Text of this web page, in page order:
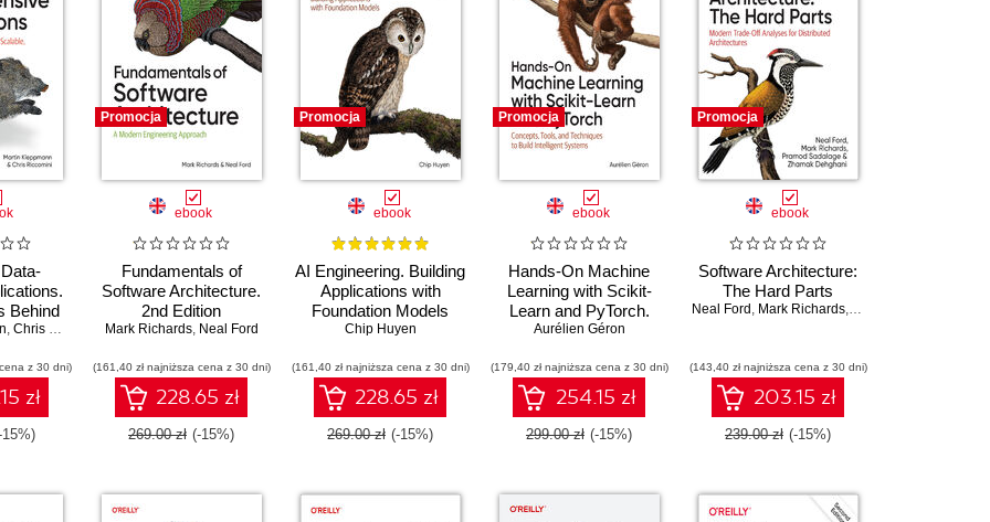
Behind
and
, Chris Riccomini
z 30 dni)
zł
15%)
Promocja
ebook
Fundamentals of
Software Architecture.
2nd Edition
Mark Richards, Neal Ford
(161,40 zł najniższa cena z 30 dni)
228.65 zł
269.00 zł (-15%)
Promocja
ebook
AI Engineering. Building
Applications with
Foundation Models
Chip Huyen
(161,40 zł najniższa cena z 30 dni)
228.65 zł
269.00 zł (-15%)
Promocja
ebook
Hands-On Machine
Learning with Scikit-
Learn and PyTorch.
Concepts, Tools, and
Intelligent Systems
Aurélien Géron
(179,40 zł najniższa cena z 30 dni)
254.15 zł
299.00 zł (-15%)
Promocja
ebook
Software Architecture:
The Hard Parts
Neal Ford , Mark Richards, Pramod Sadalage
(143,40 zł najniższa cena z 30 dni)
203.15 zł
239.00 zł (-15%)